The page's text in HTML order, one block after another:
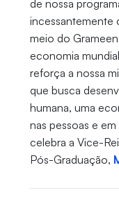
de nossa
incessantemente
meio do
economia
reforça a nossa
que busca
humana, uma
nas pessoas e
celebra a Vice-
Pós-Graduação,